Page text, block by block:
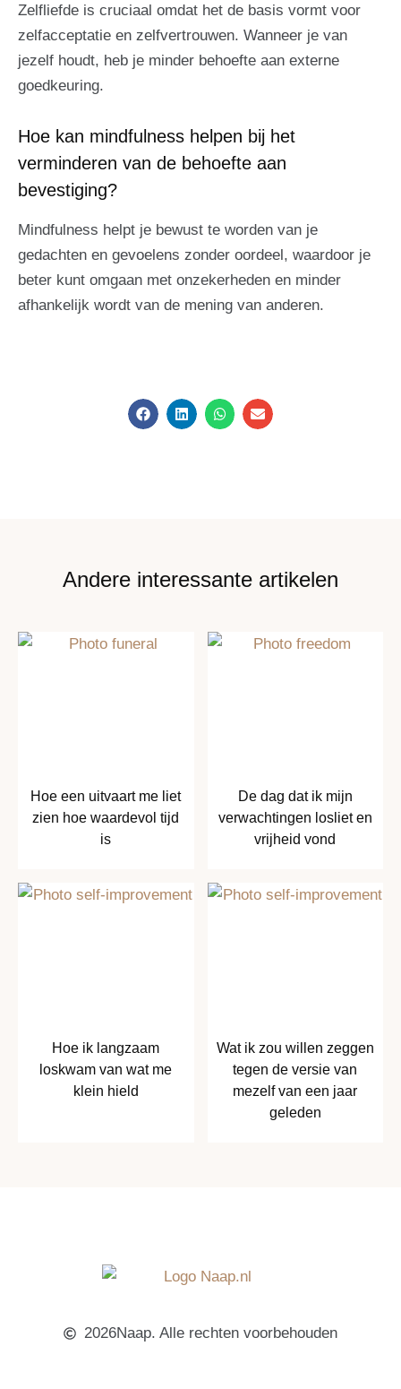
Zelfliefde is cruciaal omdat het de basis vormt voor
zelfacceptatie en zelfvertrouwen. Wanneer je van
jezelf houdt, heb je minder behoefte aan externe
goedkeuring.
Hoe kan mindfulness helpen bij het
verminderen van de behoefte aan
bevestiging?
Mindfulness helpt je bewust te worden van je
gedachten en gevoelens zonder oordeel, waardoor je
beter kunt omgaan met onzekerheden en minder
afhankelijk wordt van de mening van anderen.
Andere interessante artikelen
Hoe een uitvaart me liet
zien hoe waardevol tijd
is
De dag dat ik mijn
verwachtingen losliet en
vrijheid vond
Hoe ik langzaam
loskwam van wat me
klein hield
Wat ik zou willen zeggen
tegen de versie van
mezelf van een jaar
geleden
2026Naap. Alle rechten voorbehouden